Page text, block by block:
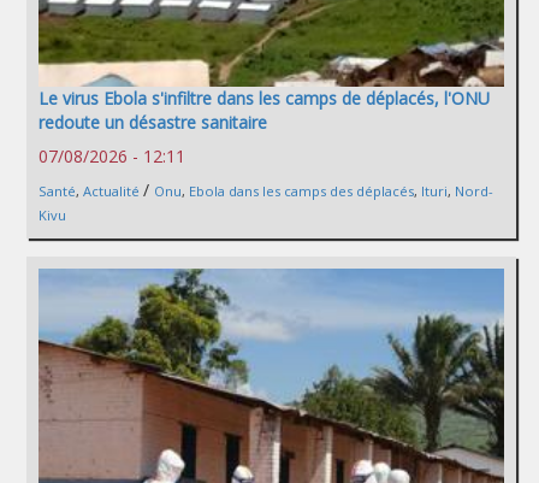
Le virus Ebola s'infiltre dans les camps de déplacés, l'ONU
redoute un désastre sanitaire
07/08/2026 - 12:11
Santé, Actualité / Onu, Ebola dans les camps des déplacés, Ituri, Nord-
Kivu